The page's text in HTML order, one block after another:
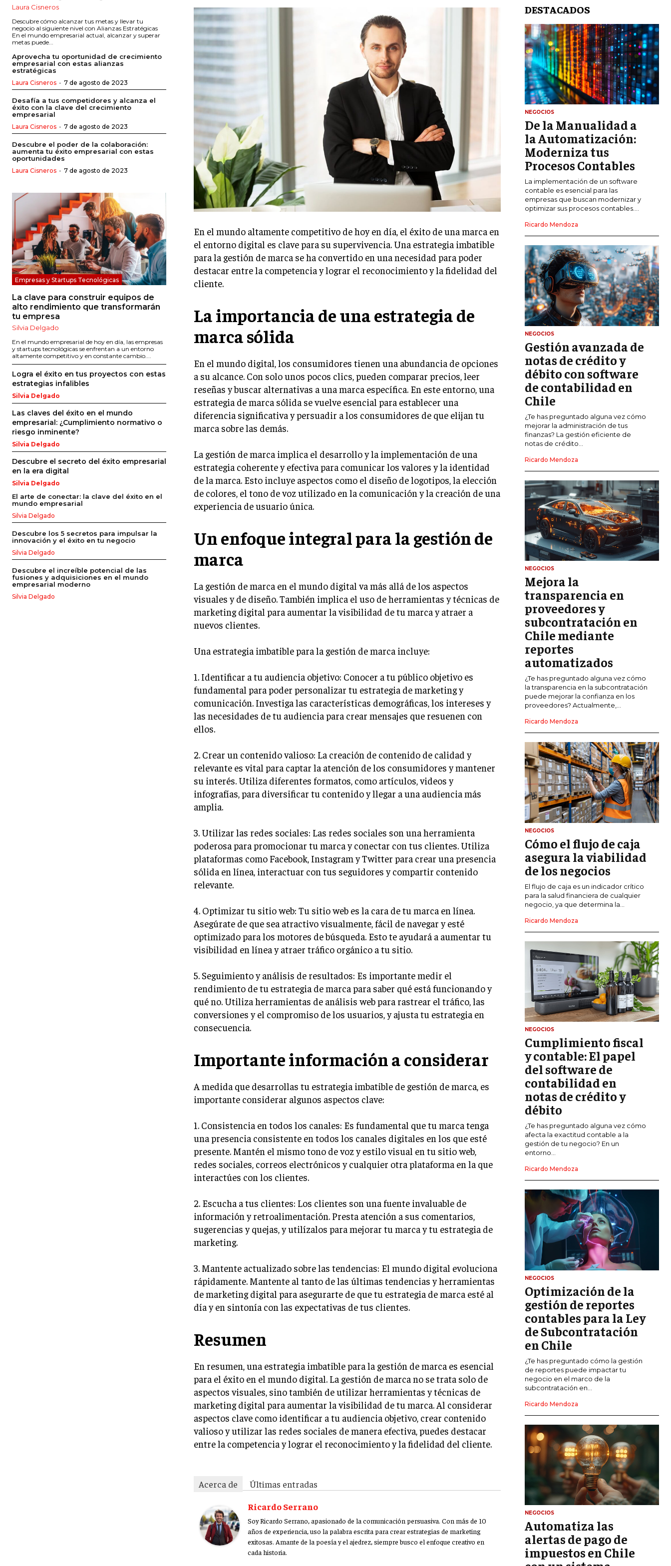
LIFESTYLE
MARKETING
ESTRATEGIAS DE MARKETING
AGENCIAS DE POSICIONAMIENTO WEB
SEO
VENTA DE ENLACES
MARKETING DIGITAL
PUBLICIDAD
VENTAS Y PERSUASIÓN
GESTIÓN DE PRODUCTOS
COMUNICACIÓN CORPORATIVA
GESTIÓN DE MARCA
INVESTIGACIÓN DE MERCADO
ANÁLISIS DE COMPETENCIA
GESTIÓN DE CLIENTES
EMPRENDIMIENTO
INNOVACIÓN EMPRESARIAL
GESTIÓN DEL CAMBIO
LIDERAZGO
EMPRENDIMIENTO
PLANIFICACIÓN EMPRESARIAL
FINANZAS
FINANZAS Y CONTABILIDAD
GESTIÓN DE RECURSOS FINANCIEROS
INVERSIONES Y MERCADOS FINANCIEROS
CONTABILIDAD EMPRESARIAL
ECONOMÍA EMPRESARIAL
INTERNACIONAL
NEGOCIOS INTERNACIONALES
COMERCIO INTERNACIONAL
EXPANSIÓN GLOBAL
ALIANZAS ESTRATÉGICAS
TECNOLOGIA
SOSTENIBILIDAD Y MEDIO AMBIENTE
GESTIÓN DE LA INNOVACIÓN
TECNOLÓGICA
TRANSFORMACIÓN DIGITAL
ANALÍTICA EMPRESARIAL Y BUSINESS
INTELLIGENCE
CIBERSEGURIDAD EMPRESARIAL
ESTRATEGIA
EMPRESAS FAMILIARES Y SUCESIÓN
NEGOCIACIÓN Y RESOLUCIÓN DE
CONFLICTOS
DERECHO EMPRESARIAL Y
REGULACIONES
ÉXITO EMPRESARIAL Y CASOS DE
ESTUDIO
GOBIERNO CORPORATIVO
NEGOCIOS
ESTRATEGIAS DE NEGOCIOS
MARKETING B2B
MARKETING B2C
FRANQUICIAS
MARKETING DE INFLUENCERS
E-COMMERCE
GESTIÓN DE CRISIS EMPRESARIALES
EMPRESAS Y STARTUPS TECNOLÓGICAS
GESTIÓN DE LA EXPERIENCIA DEL
CLIENTE
PROYECTOS
GESTIÓN DE PROYECTOS
GESTIÓN DE OPERACIONES Y CADENA
DE SUMINISTRO
LOGÍSTICA EMPRESARIAL
CALIDAD Y MEJORA CONTINUA
TALENTOS
TALENTO
RECLUTAMIENTO Y SELECCIÓN
DESARROLLO DE PERSONAL
GESTIÓN DEL DESEMPEÑO
CULTURA Y CLIMA ORGANIZACIONAL
ÉTICA EMPRESARIAL Y
RESPONSABILIDAD SOCIAL
BLOG
Laura Cisneros
Descubre cómo alcanzar tus metas y llevar tu
negocio al siguiente nivel con Alianzas Estratégicas
En el mundo empresarial actual, alcanzar y superar
metas puede...
Aprovecha tu oportunidad de crecimiento
empresarial con estas alianzas
estratégicas
Laura Cisneros - 7 de agosto de 2023
Desafía a tus competidores y alcanza el
éxito con la clave del crecimiento
empresarial
Laura Cisneros - 7 de agosto de 2023
Descubre el poder de la colaboración:
aumenta tu éxito empresarial con estas
oportunidades
Laura Cisneros - 7 de agosto de 2023
Empresas y Startups Tecnológicas
La clave para construir equipos de
alto rendimiento que transformarán
tu empresa
Silvia Delgado
En el mundo empresarial de hoy en día, las empresas
y startups tecnológicas se enfrentan a un entorno
altamente competitivo y en constante cambio....
Logra el éxito en tus proyectos con estas
estrategias infalibles
Silvia Delgado
Las claves del éxito en el mundo
empresarial: ¿Cumplimiento normativo o
riesgo inminente?
Silvia Delgado
Descubre el secreto del éxito empresarial
en la era digital
Silvia Delgado
El arte de conectar: la clave del éxito en el
mundo empresarial
Silvia Delgado
Descubre los 5 secretos para impulsar la
innovación y el éxito en tu negocio
Silvia Delgado
Descubre el increíble potencial de las
fusiones y adquisiciones en el mundo
empresarial moderno
Silvia Delgado
En el mundo altamente competitivo de hoy en día, el éxito de una marca en
el entorno digital es clave para su supervivencia. Una estrategia imbatible
para la gestión de marca se ha convertido en una necesidad para poder
destacar entre la competencia y lograr el reconocimiento y la fidelidad del
cliente.
La importancia de una estrategia de
marca sólida
En el mundo digital, los consumidores tienen una abundancia de opciones
a su alcance. Con solo unos pocos clics, pueden comparar precios, leer
reseñas y buscar alternativas a una marca específica. En este entorno, una
estrategia de marca sólida se vuelve esencial para establecer una
diferencia significativa y persuadir a los consumidores de que elijan tu
marca sobre las demás.
La gestión de marca implica el desarrollo y la implementación de una
estrategia coherente y efectiva para comunicar los valores y la identidad
de la marca. Esto incluye aspectos como el diseño de logotipos, la elección
de colores, el tono de voz utilizado en la comunicación y la creación de una
experiencia de usuario única.
Un enfoque integral para la gestión de
marca
La gestión de marca en el mundo digital va más allá de los aspectos
visuales y de diseño. También implica el uso de herramientas y técnicas de
marketing digital para aumentar la visibilidad de tu marca y atraer a
nuevos clientes.
Una estrategia imbatible para la gestión de marca incluye:
1. Identificar a tu audiencia objetivo: Conocer a tu público objetivo es
fundamental para poder personalizar tu estrategia de marketing y
comunicación. Investiga las características demográficas, los intereses y
las necesidades de tu audiencia para crear mensajes que resuenen con
ellos.
2. Crear un contenido valioso: La creación de contenido de calidad y
relevante es vital para captar la atención de los consumidores y mantener
su interés. Utiliza diferentes formatos, como artículos, videos y
infografías, para diversificar tu contenido y llegar a una audiencia más
amplia.
3. Utilizar las redes sociales: Las redes sociales son una herramienta
poderosa para promocionar tu marca y conectar con tus clientes. Utiliza
plataformas como Facebook, Instagram y Twitter para crear una presencia
sólida en línea, interactuar con tus seguidores y compartir contenido
relevante.
4. Optimizar tu sitio web: Tu sitio web es la cara de tu marca en línea.
Asegúrate de que sea atractivo visualmente, fácil de navegar y esté
optimizado para los motores de búsqueda. Esto te ayudará a aumentar tu
visibilidad en línea y atraer tráfico orgánico a tu sitio.
5. Seguimiento y análisis de resultados: Es importante medir el
rendimiento de tu estrategia de marca para saber qué está funcionando y
qué no. Utiliza herramientas de análisis web para rastrear el tráfico, las
conversiones y el compromiso de los usuarios, y ajusta tu estrategia en
consecuencia.
Importante información a considerar
A medida que desarrollas tu estrategia imbatible de gestión de marca, es
importante considerar algunos aspectos clave:
1. Consistencia en todos los canales: Es fundamental que tu marca tenga
una presencia consistente en todos los canales digitales en los que esté
presente. Mantén el mismo tono de voz y estilo visual en tu sitio web,
redes sociales, correos electrónicos y cualquier otra plataforma en la que
interactúes con los clientes.
2. Escucha a tus clientes: Los clientes son una fuente invaluable de
información y retroalimentación. Presta atención a sus comentarios,
sugerencias y quejas, y utilízalos para mejorar tu marca y tu estrategia de
marketing.
3. Mantente actualizado sobre las tendencias: El mundo digital evoluciona
rápidamente. Mantente al tanto de las últimas tendencias y herramientas
de marketing digital para asegurarte de que tu estrategia de marca esté al
día y en sintonía con las expectativas de tus clientes.
Resumen
En resumen, una estrategia imbatible para la gestión de marca es esencial
para el éxito en el mundo digital. La gestión de marca no se trata solo de
aspectos visuales, sino también de utilizar herramientas y técnicas de
marketing digital para aumentar la visibilidad de tu marca. Al considerar
aspectos clave como identificar a tu audiencia objetivo, crear contenido
valioso y utilizar las redes sociales de manera efectiva, puedes destacar
entre la competencia y lograr el reconocimiento y la fidelidad del cliente.
Acerca de
Últimas entradas
Ricardo Serrano
Soy Ricardo Serrano, apasionado de la comunicación persuasiva. Con más de 10
años de experiencia, uso la palabra escrita para crear estrategias de marketing
exitosas. Amante de la poesía y el ajedrez, siempre busco el enfoque creativo en
cada historia.
DESTACADOS
NEGOCIOS
De la Manualidad a
la Automatización:
Moderniza tus
Procesos Contables
La implementación de un software
contable es esencial para las
empresas que buscan modernizar y
optimizar sus procesos contables....
Ricardo Mendoza
NEGOCIOS
Gestión avanzada de
notas de crédito y
débito con software
de contabilidad en
Chile
¿Te has preguntado alguna vez cómo
mejorar la administración de tus
finanzas? La gestión eficiente de
notas de crédito...
Ricardo Mendoza
NEGOCIOS
Mejora la
transparencia en
proveedores y
subcontratación en
Chile mediante
reportes
automatizados
¿Te has preguntado alguna vez cómo
la transparencia en la subcontratación
puede mejorar la confianza en los
proveedores? Actualmente,...
Ricardo Mendoza
NEGOCIOS
Cómo el flujo de caja
asegura la viabilidad
de los negocios
El flujo de caja es un indicador crítico
para la salud financiera de cualquier
negocio, ya que determina la...
Ricardo Mendoza
NEGOCIOS
Cumplimiento fiscal
y contable: El papel
del software de
contabilidad en
notas de crédito y
débito
¿Te has preguntado alguna vez cómo
afecta la exactitud contable a la
gestión de tu negocio? En un
entorno...
Ricardo Mendoza
NEGOCIOS
Optimización de la
gestión de reportes
contables para la Ley
de Subcontratación
en Chile
¿Te has preguntado cómo la gestión
de reportes puede impactar tu
negocio en el marco de la
subcontratación en...
Ricardo Mendoza
NEGOCIOS
Automatiza las
alertas de pago de
impuestos en Chile